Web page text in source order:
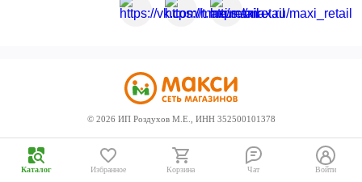
© 2026 ИП Роздухов М.Е., ИНН 352500101378
Каталог Избранное Корзина Чат Войти